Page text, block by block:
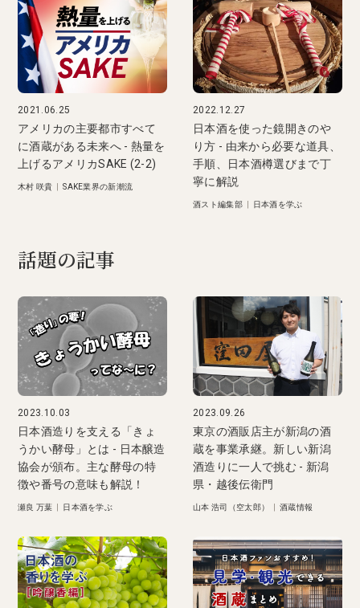
2021.06.25
アメリカの主要都市すべて
に酒蔵がある未来へ - 熱量を
上げるアメリカSAKE (2-2)
木村 咲貴 |SAKE業界の新潮流
2022.12.27
日本酒を使った鏡開きのや
り方 - 由来から必要な道具、
手順、日本酒樽選びまで丁
寧に解説
酒スト編集部 日本酒を学ぶ
話題の記事
2023.10.03
日本酒造りを支える「きょ
うかい酵母」とは - 日本醸造
協会が頒布。主な酵母の特
徴や番号の意味も解説！
瀬良 万葉 日本酒を学ぶ
2023.09.26
東京の酒販店主が新潟の酒
蔵を事業承継。新しい新潟
酒造りに一人で挑む - 新潟
県・越後伝衛門
山本 浩司（空太郎） 酒蔵情報